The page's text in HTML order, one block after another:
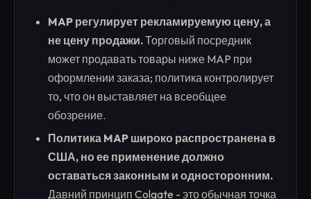
MAP регулирует рекламируемую цену, а
не цену продажи.Торговый посредник
может продавать товары ниже MAP при
оформлении заказа; политика контролирует
то, что он выставляет на всеобщее
обозрение.
Политика MAP широко распространена в
США, но ее применение должно
оставаться законным и односторонним.
Давний принцип Colgate - это обычная точка